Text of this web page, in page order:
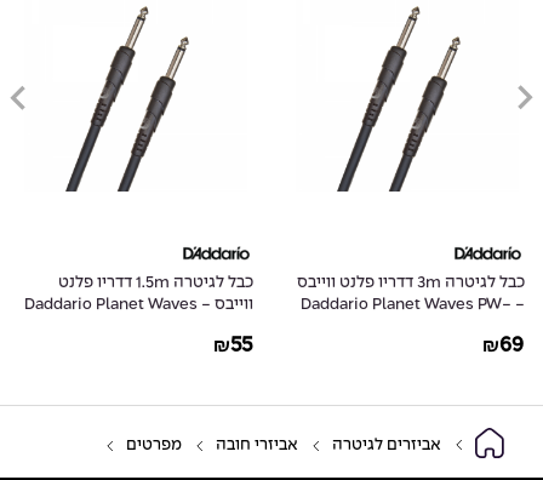
כבל לגיטרה 3m דדריו פלנט ווייבס
- Daddario Planet Waves PW-
₪69
כבל לגיטרה 1.5m דדריו פלנט
ווייבס - Daddario Planet Waves
₪55
אביזרים לגיטרה אביזרי חובה מפרטים